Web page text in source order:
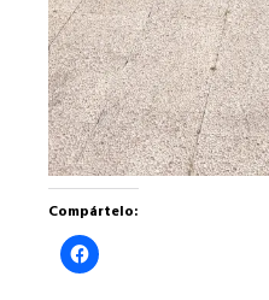
Compártelo:
Haz
clic